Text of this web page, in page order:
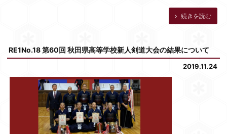
続きを読む
RE1No.18 第60回 秋田県高等学校新人剣道大会の結果について
2019.11.24